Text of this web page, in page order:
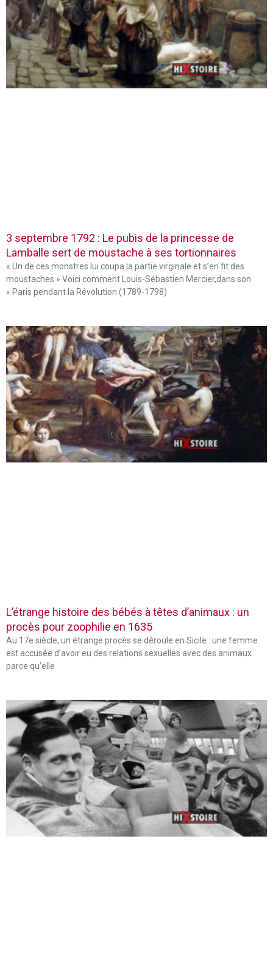
3 septembre 1792 : Le pubis de la princesse de
Lamballe sert de moustache à ses tortionnaires
« Un de ces monstres lui coupa la partie virginale et s’en fit des
moustaches » Voici comment Louis-Sébastien Mercier,dans son
« Paris pendant la Révolution (1789-1798)
L’étrange histoire des bébés à têtes d’animaux : un
procès pour zoophilie en 1635
Au 17e siècle, un étrange procès se déroule en Sicile : une femme
est accusée d’avoir eu des relations sexuelles avec des animaux
parce qu’elle